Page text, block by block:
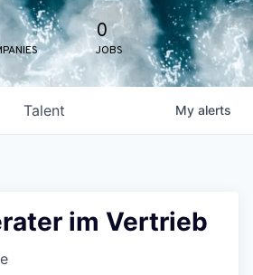
0
JOBS
Talent My alerts
im Vertrieb